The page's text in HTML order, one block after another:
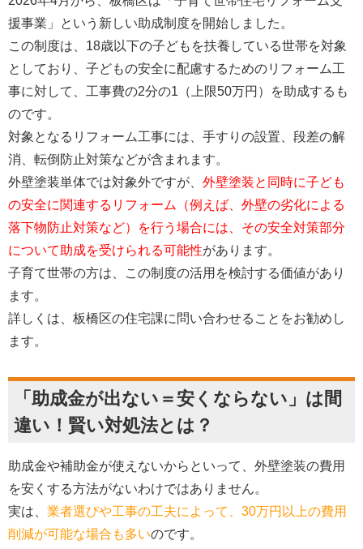
援事業」という新しい助成制度を開始しました。
この制度は、18歳以下の子どもを扶養している世帯を対象
としており、子どもの安全に配慮するためのリフォーム工
事に対して、工事費の2分の1（上限50万円）を助成するも
のです。
対象となるリフォーム工事には、手すりの設置、段差の解
消、転倒防止対策などが含まれます。
外壁塗装単体では対象外ですが、 外壁塗装と同時に子ども
の安全に関連するリフォーム（例えば、外壁の劣化による
落下物防止対策など）を行う場合には、その安全対策部分
について助成を受けられる可能性があります。
子育て世帯の方は、この制度の活用を検討する価値があり
ます。
詳しくは、板橋区の住宅課に問い合わせることをお勧めし
ます。
「助成金が出ない＝安くならない」は間
違い！賢い対処法とは？
助成金や補助金が使えないからといって、外壁塗装の費用
を安くする方法がないわけではありません。
実は、 業者選びや工事の工夫によって、30万円以上の費用
削減が可能な場合も多いのです。